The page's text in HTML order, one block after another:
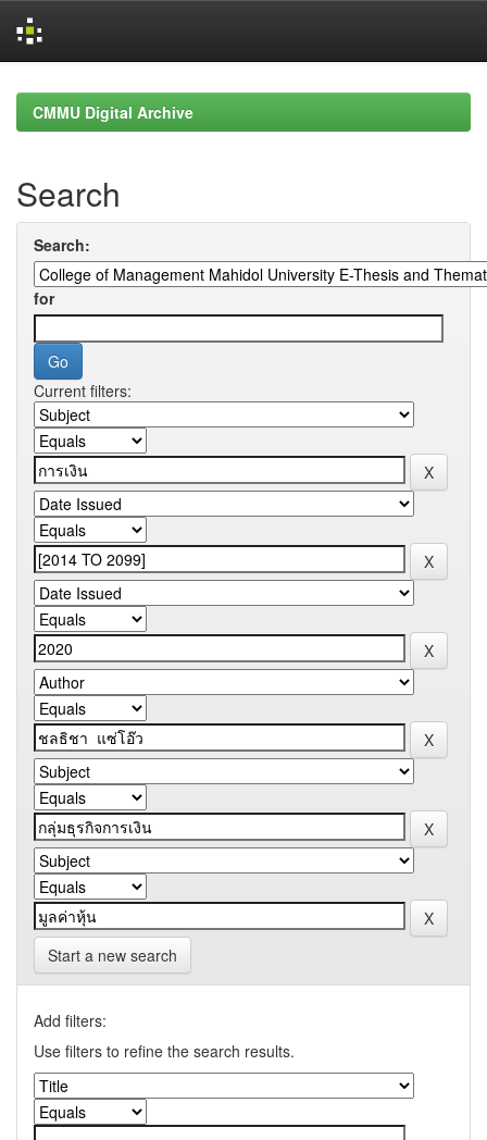
navigationCMMU Digital Archive
Search
Search:
for
Current filters:
Start a new search
Add filters:
Use filters to refine the search results.